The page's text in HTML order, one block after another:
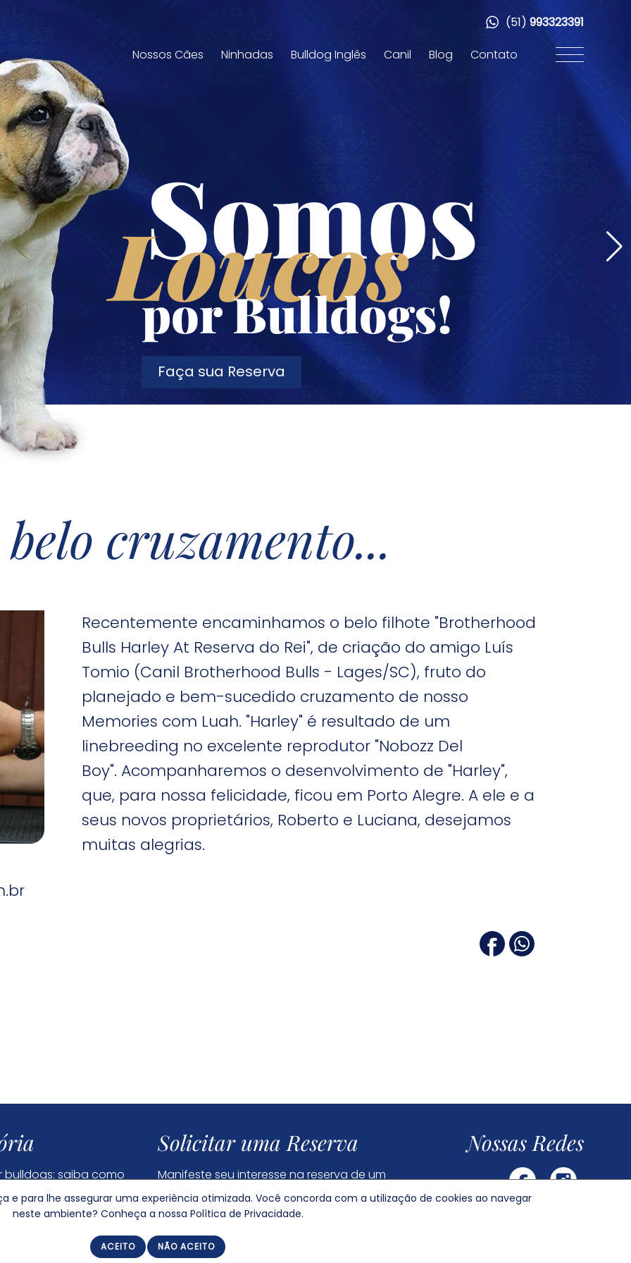
Somos
Loucos
por Bulldogs!
Faça sua Reserva
Nossos Cães Ninhadas Bulldog Inglês Canil Blog Contato
(51) 993323391
cruzamento...
Recentemente encaminhamos o belo filhote "Brotherhood
Bulls Harley At Reserva do Rei", de criação do amigo Luís
Tomio (Canil Brotherhood Bulls - Lages/SC), fruto do
planejado e bem-sucedido cruzamento de nosso
Memories com Luah. "Harley" é resultado de um
linebreeding no excelente reprodutor "Nobozz Del
Boy". Acompanharemos o desenvolvimento de "Harley",
que, para nossa felicidade, ficou em Porto Alegre. A ele e a
seus novos proprietários, Roberto e Luciana, desejamos
muitas alegrias.
bulldogs: saiba como
Solicitar uma Reserva
Manifeste seu interesse na reserva de um
filhote
Nossas Redes
Frequentes Política de Privacidade
e para lhe assegurar uma experiência otimizada. Você concorda com a utilização de cookies ao navegar
neste ambiente? Conheça a nossa Política de Privacidade.
ACEITO NÃO ACEITO